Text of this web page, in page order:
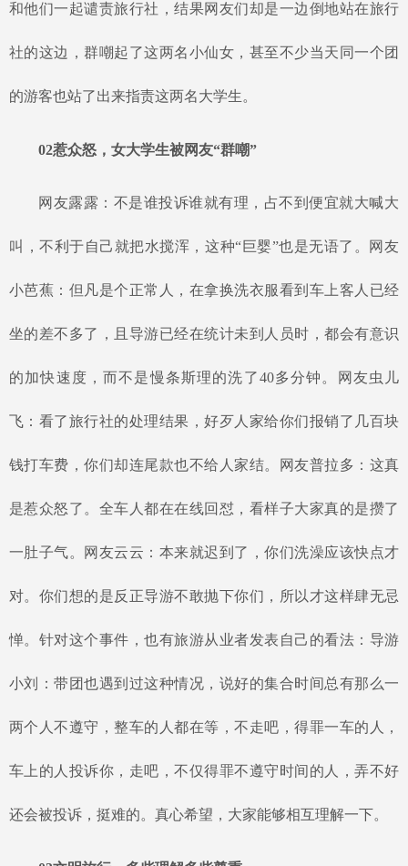
和他们一起谴责旅行社，结果网友们却是一边倒地站在旅行
社的这边，群嘲起了这两名小仙女，甚至不少当天同一个团
的游客也站了出来指责这两名大学生。
02惹众怒，女大学生被网友“群嘲”
网友露露：不是谁投诉谁就有理，占不到便宜就大喊大
叫，不利于自己就把水搅浑，这种“巨婴”也是无语了。网友
小芭蕉：但凡是个正常人，在拿换洗衣服看到车上客人已经
坐的差不多了，且导游已经在统计未到人员时，都会有意识
的加快速度，而不是慢条斯理的洗了40多分钟。网友虫儿
飞：看了旅行社的处理结果，好歹人家给你们报销了几百块
钱打车费，你们却连尾款也不给人家结。网友普拉多：这真
是惹众怒了。全车人都在在线回怼，看样子大家真的是攒了
一肚子气。网友云云：本来就迟到了，你们洗澡应该快点才
对。你们想的是反正导游不敢抛下你们，所以才这样肆无忌
惮。针对这个事件，也有旅游从业者发表自己的看法：导游
小刘：带团也遇到过这种情况，说好的集合时间总有那么一
两个人不遵守，整车的人都在等，不走吧，得罪一车的人，
车上的人投诉你，走吧，不仅得罪不遵守时间的人，弄不好
还会被投诉，挺难的。真心希望，大家能够相互理解一下。